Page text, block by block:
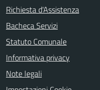
Richiesta d'Assistenza
Bacheca Servizi
Statuto Comunale
Informativa privacy
Note legali